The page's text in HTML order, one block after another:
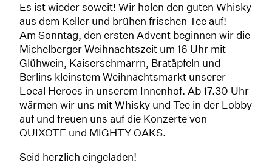
Es ist wieder soweit! Wir holen den guten Whisky
aus dem Keller und brühen frischen Tee auf!
Am Sonntag, den ersten Advent beginnen wir die
Michelberger Weihnachtszeit um 16 Uhr mit
Glühwein, Kaiserschmarrn, Bratäpfeln und
Berlins kleinstem Weihnachtsmarkt unserer
Local Heroes in unserem Innenhof. Ab 17.30 Uhr
wärmen wir uns mit Whisky und Tee in der Lobby
auf und freuen uns auf die Konzerte von
QUIXOTE und MIGHTY OAKS.
Seid herzlich eingeladen!